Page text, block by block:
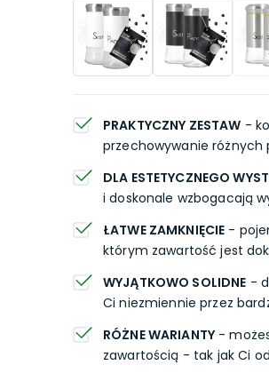
PRAKTYCZNY ZESTAW -
przechowywanie różnych
DLA ESTETYCZNEGO
i doskonale wzbogacają
ŁATWE ZAMKNIĘCIE -
którym zawartość jest
WYJĄTKOWO SOLIDNE -
Ci niezmiennie przez
RÓŻNE WARIANTY-
zawartością - tak jak Ci